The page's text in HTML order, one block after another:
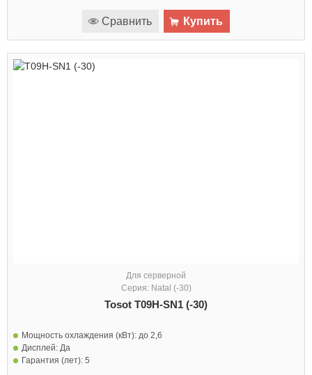
Сравнить Купить
Для серверной
Серия: Natal (-30)
Tosot T09H-SN1 (-30)
Мощность охлаждения (кВт): до 2,6
Дисплей: Да
Гарантия (лет): 5